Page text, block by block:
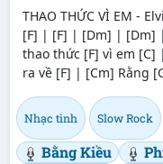
THAO THỨC VÌ EM -
[F] | [F] | [Dm] | [Dm]
thao thức [F] vì em
ra về [F] | [Cm] Rằng
Nhạc tình Slow Rock
Bằng Kiều